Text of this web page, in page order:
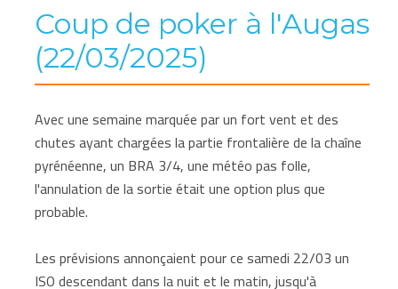
Coup de poker à l'Augas
(22/03/2025)
Avec une semaine marquée par un fort vent et des
chutes ayant chargées la partie frontalière de la chaîne
pyrénéenne, un BRA 3/4, une météo pas folle,
l'annulation de la sortie était une option plus que
probable.
Les prévisions annonçaient pour ce samedi 22/03 un
ISO descendant dans la nuit et le matin, jusqu'à